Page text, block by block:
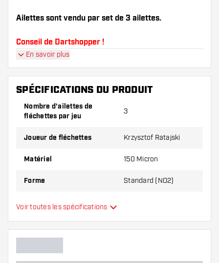
Ailettes sont vendu par set de 3 ailettes.
Conseil de Dartshopper !
et de tiges. Ils peuvent être endommagés ou
cassés à l'usage.
Essayez une forme, un matériau ou une
la variante qui vous convient le mieux !
En savoir plus
SPÉCIFICATIONS DU PRODUIT
Nombre d'ailettes de
fléchettes par jeu
3
Joueur de fléchettes Krzysztof Ratajski
Matériel 150 Micron
Forme Standard (NO2)
Type
Flexibilité
Voir toutes les spécifications